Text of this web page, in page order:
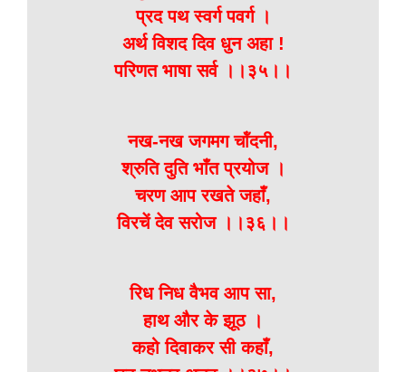
प्रद पथ स्वर्ग पवर्ग ।
अर्थ विशद दिव धुन अहा !
परिणत भाषा सर्व ।।३५।।
नख-नख जगमग चॉंदनी,
श्रुति दुति भाँत प्रयोज ।
चरण आप रखते जहाँ,
विरचें देव सरोज ।।३६।।
रिध निध वैभव आप सा,
हाथ और के झूठ ।
कहो दिवाकर सी कहाँ,